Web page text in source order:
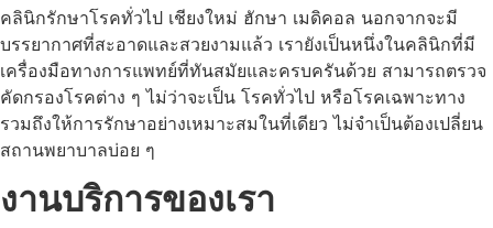
คลินิกรักษาโรคทั่วไป เชียงใหม่ ฮักษา เมดิคอล นอกจากจะมี
บรรยากาศที่สะอาดและสวยงามแล้ว เรายังเป็นหนึ่งในคลินิกที่มี
เครื่องมือทางการแพทย์ที่ทันสมัยและครบครันด้วย สามารถตรวจ
คัดกรองโรคต่าง ๆ ไม่ว่าจะเป็น โรคทั่วไป หรือโรคเฉพาะทาง
รวมถึงให้การรักษาอย่างเหมาะสมในที่เดียว ไม่จำเป็นต้องเปลี่ยน
สถานพยาบาลบ่อย ๆ
งานบริการของเรา